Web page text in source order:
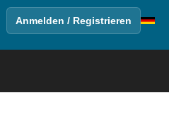
Anmelden / Registrieren